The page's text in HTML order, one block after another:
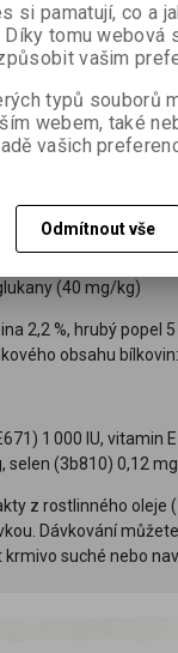
DHA), které jsou
prvky, vitamíny,
umělých
jablečná
nodosum),
(40 mg/kg)
2,2 %, hrubý popel
obsahu
1 000 IU,
selen (3b810) 0,12 mg
z rostlinného oleje
Dávkování
suché nebo
si pamatují, co a
tomu webová
vašim
typů souborů
webem, také
vašich
Odmítnout vše